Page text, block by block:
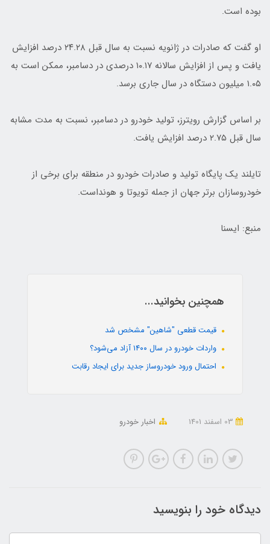
بوده است.
او گفت که صادرات در ژانویه نسبت به سال قبل ۲۴.۲۸ درصد افزایش
یافت و پس از افزایش سالانه ۱۰.۱۷ درصدی در دسامبر، ممکن است به
۱.۰۵ میلیون دستگاه در سال جاری برسد.
بر اساس گزارش رویترز، تولید خودرو در دسامبر، نسبت به مدت مشابه
سال قبل ۲.۷۵ درصد افزایش یافت.
تایلند یک پایگاه تولید و صادرات خودرو در منطقه برای برخی از
خودروسازان برتر جهان از جمله تویوتا و هونداست.
منبع: ایسنا
همچنین بخوانید...
قیمت قطعی "شاهین" مشخص شد
واردات خودرو در سال ۱۴۰۰ آزاد می‌شود؟
احتمال ورود خودروساز جدید برای ایجاد رقابت
اخبار خودرو
دیدگاه خود را بنویسید